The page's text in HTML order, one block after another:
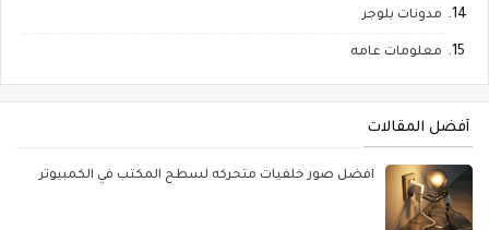
مدونات بلوجر
معلومات عامه
أفضل المقالات
افضل صور خلفيات متحركه لسطح المكتب في الكمبيوتر